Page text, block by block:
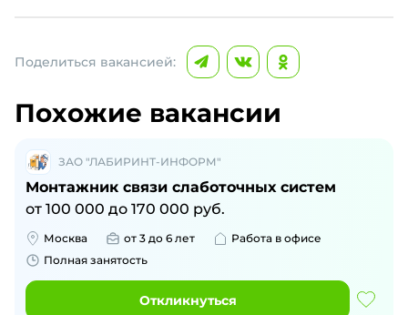
Поделиться вакансией:
Похожие вакансии
ЗАО "ЛАБИРИНТ-ИНФОРМ"
Монтажник связи слаботочных систем
от 100 000 до 170 000 руб.
Москва от 3 до 6 лет
Работа в офисе
Полная занятость
Откликнуться